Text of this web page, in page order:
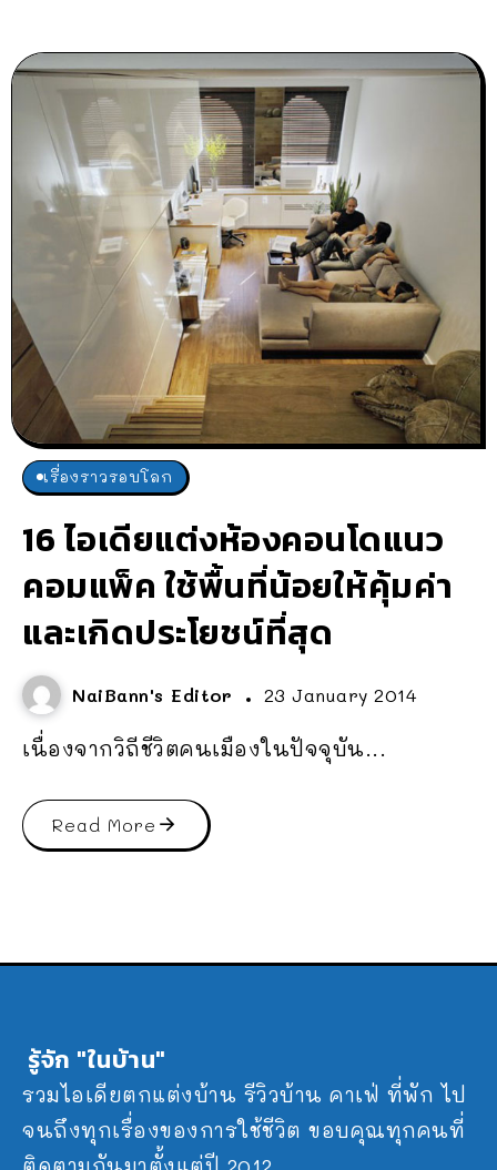
เรื่องราวรอบโลก
16 ไอเดียแต่งห้องคอนโดแนว
คอมแพ็ค ใช้พื้นที่น้อยให้คุ้มค่า
และเกิดประโยชน์ที่สุด
NaiBann's Editor 23 January 2014
เนื่องจากวิถีชีวิตคนเมืองในปัจจุบัน...
Read More
รู้จัก "ในบ้าน"
รวมไอเดียตกแต่งบ้าน รีวิวบ้าน คาเฟ่ ที่พัก ไป
จนถึงทุกเรื่องของการใช้ชีวิต ขอบคุณทุกคนที่